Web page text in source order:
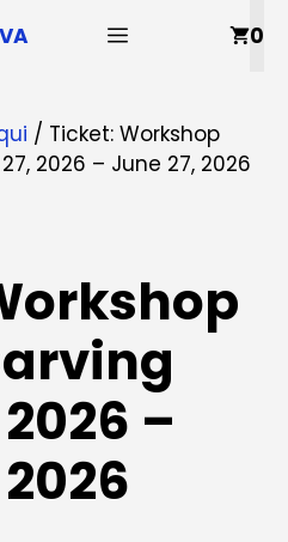
MENU 0
/ Ticket: Workshop
2026 – June 27, 2026
–